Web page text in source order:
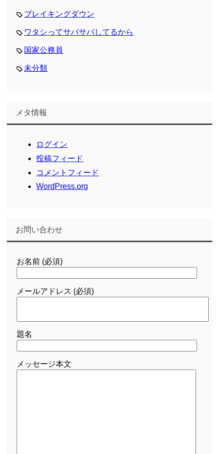
ブレイキングダウン
ワタシってサバサバしてるから
国家公務員
未分類
メタ情報
ログイン
投稿フィード
コメントフィード
WordPress.org
お問い合わせ
お名前 (必須)
メールアドレス (必須)
題名
メッセージ本文